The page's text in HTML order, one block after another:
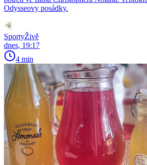
Odysseovy posádky.
SportyŽivě
dnes, 19:17
4 min